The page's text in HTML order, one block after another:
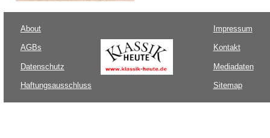
About
AGBs
Datenschutz
Haftungsausschluss
Impressum
Kontakt
Mediadaten
Sitemap